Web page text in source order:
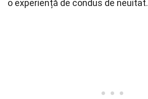
o experiență de condus de neuitat.